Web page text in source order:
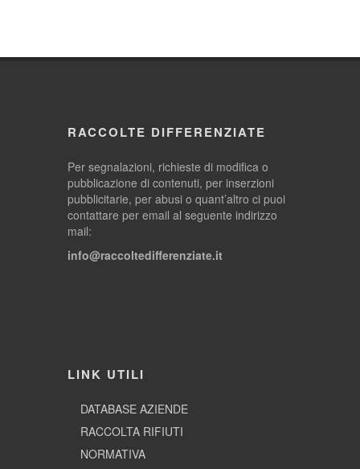
RACCOLTE DIFFERENZIATE
Per segnalazioni, richieste di modifica o
pubblicazione di contenuti, per inserzioni
pubblicitarie, per abusi o quant’altro ci puoi
contattare per email al seguente indirizzo
mail:
info@raccoltedifferenziate.it
LINK UTILI
DATABASE AZIENDE
RACCOLTA RIFIUTI
NORMATIVA